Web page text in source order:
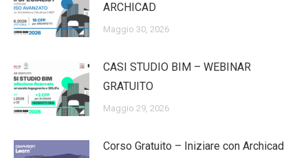
ARCHICAD
Maggio 30, 2026
CASI STUDIO BIM – WEBINAR
GRATUITO
Maggio 29, 2026
Corso Gratuito – Iniziare con Archicad